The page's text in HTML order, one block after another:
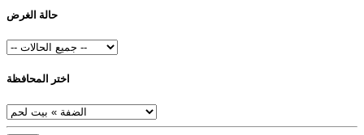
حالة الغرض
اختر المحافظة